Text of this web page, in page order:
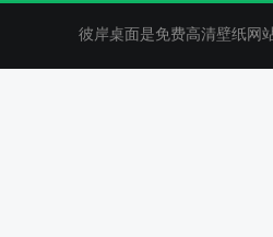
彼岸桌面是免费高清壁纸网